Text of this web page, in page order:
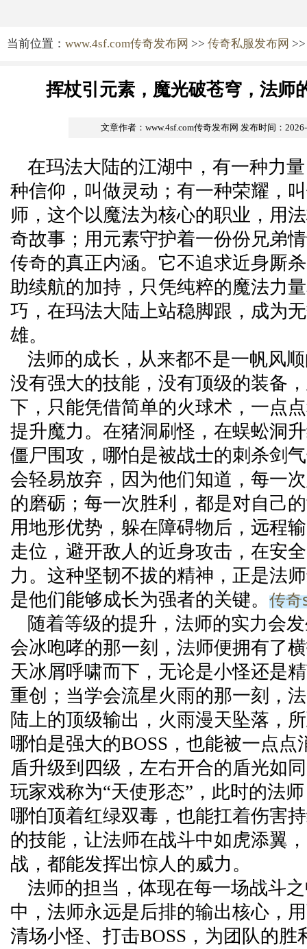
当前位置： www.4sf.com传奇发布网 >> 传奇私服发布网
挥杖引元素，魔光破苍穹，法师
文章作者：www.4sf.com传奇发布网 发布时间：
在玛法大陆的江湖中，有一种力
种信仰，叫做灵动；有一种荣耀，
师，这个以魔法为核心的职业，用
奇故事；用元素守护着一份份兄弟
传奇的真正内涵。它不追求近身厮
助续航的加持，只凭纯粹的魔法力
巧，在玛法大陆上站稳脚跟，成为
雄。
法师的成长，从来都不是一帆风
没有强大的技能，没有顶级的装备
下，只能凭借简单的火球术，一点
提升魔力。在猪洞刷怪，在蜈蚣洞
僵尸围攻，哪怕是被战士的刺杀剑
会轻易放弃，因为他们知道，每一
的磨砺；每一次胜利，都是对自己
用地形优势，躲在障碍物后，远程
走位，避开敌人的近身攻击，在安
力。这种坚韧不拔的精神，正是法
是他们能够成长为强者的关键。 传奇
随着等级的提升，法师的实力会
会冰咆哮的那一刻，法师便拥有了
天冰屑呼啸而下，无论是小怪还是
重创；当学会流星火雨的那一刻，
陆上的顶级输出，火雨漫天坠落，
哪怕是强大的BOSS，也能被一点点
盾升级到四级，左右开合的盾光如
玩家戏称为“天使形态”，此时的法
哪怕顶着红绿双毒，也能扛着伤害
的技能，让法师在战斗中如虎添翼
战，都能发挥出惊人的威力。
法师的担当，体现在每一场战斗
中，法师永远是后排的输出核心，
清场小怪、打击BOSS，为团队的胜